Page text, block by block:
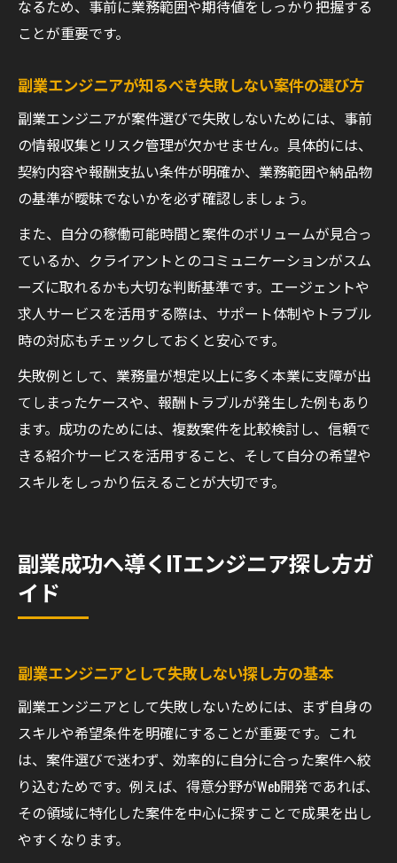
なるため、事前に業務範囲や期待値をしっかり把握する
ことが重要です。
副業エンジニアが知るべき失敗しない案件の選び方
副業エンジニアが案件選びで失敗しないためには、事前
の情報収集とリスク管理が欠かせません。具体的には、
契約内容や報酬支払い条件が明確か、業務範囲や納品物
の基準が曖昧でないかを必ず確認しましょう。
また、自分の稼働可能時間と案件のボリュームが見合っ
ているか、クライアントとのコミュニケーションがスム
ーズに取れるかも大切な判断基準です。エージェントや
求人サービスを活用する際は、サポート体制やトラブル
時の対応もチェックしておくと安心です。
失敗例として、業務量が想定以上に多く本業に支障が出
てしまったケースや、報酬トラブルが発生した例もあり
ます。成功のためには、複数案件を比較検討し、信頼で
きる紹介サービスを活用すること、そして自分の希望や
スキルをしっかり伝えることが大切です。
副業成功へ導くITエンジニア探し方ガ
イド
副業エンジニアとして失敗しない探し方の基本
副業エンジニアとして失敗しないためには、まず自身の
スキルや希望条件を明確にすることが重要です。これ
は、案件選びで迷わず、効率的に自分に合った案件へ絞
り込むためです。例えば、得意分野がWeb開発であれば、
その領域に特化した案件を中心に探すことで成果を出し
やすくなります。